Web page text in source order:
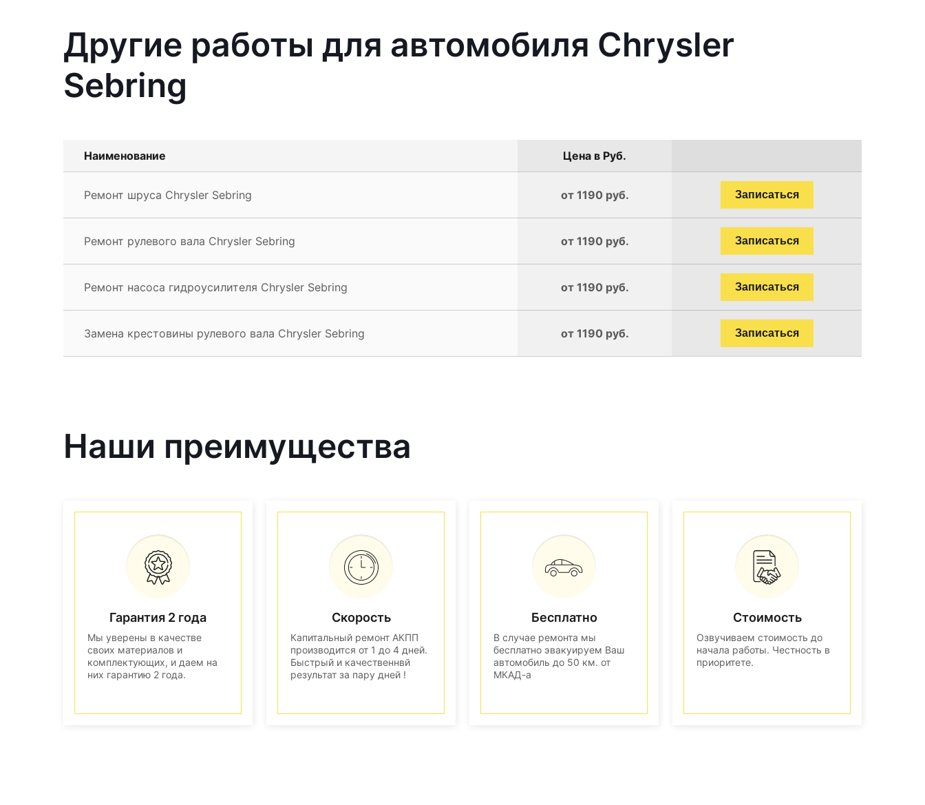
Другие работы для автомобиля Chrysler
Sebring
Наименование Цена в Руб.
Ремонт шруса Chrysler Sebring от 1190 руб. Записаться
Ремонт рулевого вала Chrysler Sebring от 1190 руб. Записаться
Ремонт насоса гидроусилителя Chrysler Sebring от 1190 руб. Записаться
Замена крестовины рулевого вала Chrysler Sebring от 1190 руб. Записаться
Наши преимущества
Гарантия 2 года
Мы уверены в качестве
своих материалов и
комплектующих, и даем на
них гарантию 2 года.
Скорость
Капитальный ремонт АКПП
производится от 1 до 4 дней.
Быстрый и качественнвй
результат за пару дней !
Бесплатно
В случае ремонта мы
бесплатно эвакуируем Ваш
автомобиль до 50 км. от
МКАД-а
Стоимость
Озвучиваем стоимость до
начала работы. Честность в
приоритете.